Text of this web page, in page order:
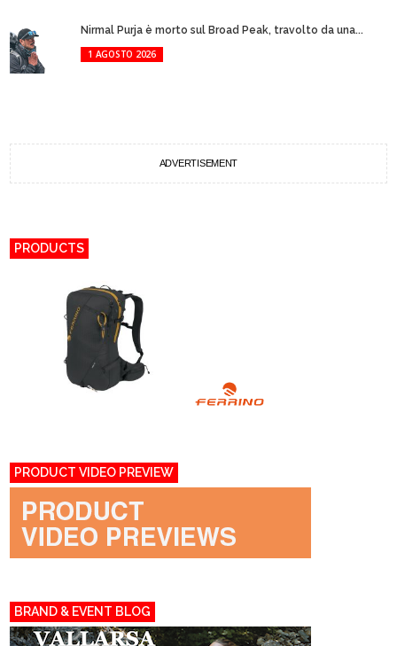
Nirmal Purja è morto sul Broad Peak, travolto da una...
1 AGOSTO 2026
ADVERTISEMENT
PRODUCTS
PRODUCT VIDEO PREVIEW
BRAND & EVENT BLOG